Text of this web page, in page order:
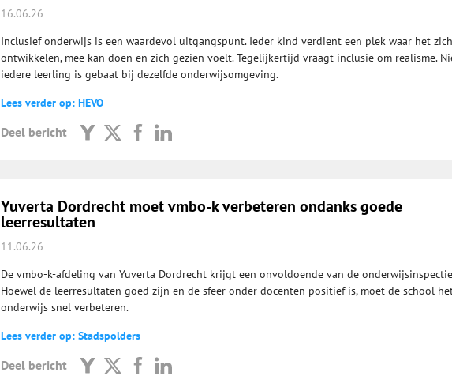
16.06.26
Inclusief onderwijs is een waardevol uitgangspunt. Ieder kind verdient een plek waar het
ontwikkelen, mee kan doen en zich gezien voelt. Tegelijkertijd vraagt inclusie om realisme.
iedere leerling is gebaat bij dezelfde onderwijs­omgeving.
Lees verder op: HEVO
Deel bericht
Yuverta Dordrecht moet vmbo-k verbeteren ondanks goede
leerresultaten
11.06.26
De vmbo-k-afdeling van Yuverta Dordrecht krijgt een onvoldoende van de
Hoewel de leerresultaten goed zijn en de sfeer onder docenten positief is, moet de school
onderwijs snel verbeteren.
Lees verder op: Stadspolders
Deel bericht